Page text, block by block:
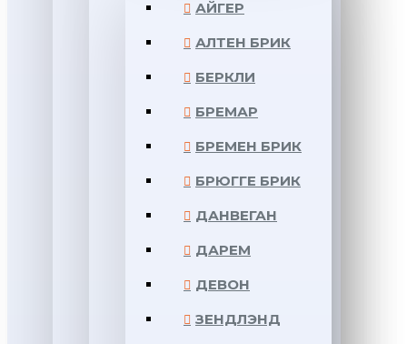
АЙГЕР
АЛТЕН БРИК
БЕРКЛИ
БРЕМАР
БРЕМЕН БРИК
БРЮГГЕ БРИК
ДАНВЕГАН
ДАРЕМ
ДЕВОН
ЗЕНДЛЭНД